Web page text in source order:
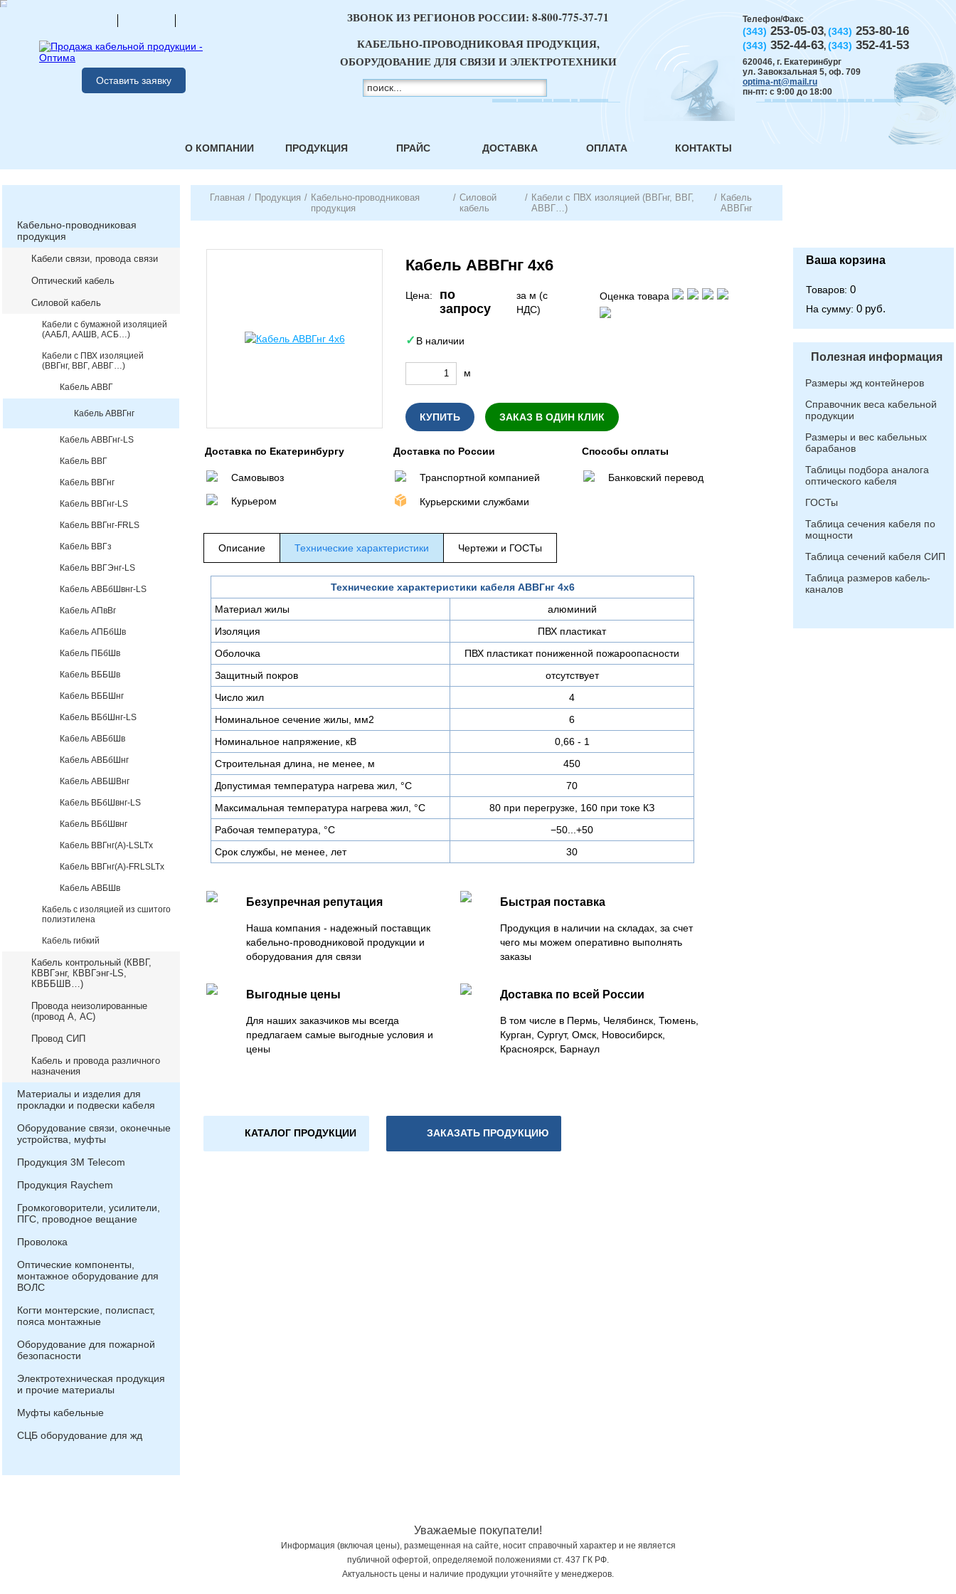
Оставить заявку
Телефон/Факс
(343) 253-05-03, (343) 253-80-16
(343) 352-44-63, (343) 352-41-53
620046, г. Екатеринбург
ул. Завокзальная 5, оф. 709
optima-nt@mail.ru
пн-пт: с 9:00 до 18:00
ЗВОНОК ИЗ РЕГИОНОВ РОССИИ: 8-800-775-37-71
КАБЕЛЬНО-ПРОВОДНИКОВАЯ ПРОДУКЦИЯ,
ОБОРУДОВАНИЕ ДЛЯ СВЯЗИ И ЭЛЕКТРОТЕХНИКИ
О КОМПАНИИ ПРОДУКЦИЯ ПРАЙС ДОСТАВКА ОПЛАТА КОНТАКТЫ
Кабельно-проводниковая
продукция
Кабели связи, провода связи
Оптический кабель
Силовой кабель
Кабели с бумажной изоляцией
(ААБЛ, ААШВ, АСБ…)
Кабели с ПВХ изоляцией
(ВВГнг, ВВГ, АВВГ…)
Кабель АВВГ
Кабель АВВГнг
Кабель АВВГнг-LS
Кабель ВВГ
Кабель ВВГнг
Кабель ВВГнг-LS
Кабель ВВГнг-FRLS
Кабель ВВГз
Кабель ВВГЭнг-LS
Кабель АВБбШвнг-LS
Кабель АПвВг
Кабель АПБбШв
Кабель ПБбШв
Кабель ВББШв
Кабель ВББШнг
Кабель ВБбШнг-LS
Кабель АВБбШв
Кабель АВБбШнг
Кабель АВБШВнг
Кабель ВБбШвнг-LS
Кабель ВБбШвнг
Кабель ВВГнг(А)-LSLTx
Кабель ВВГнг(А)-FRLSLTx
Кабель АВБШв
Кабель с изоляцией из сшитого
полиэтилена
Кабель гибкий
Кабель контрольный (КВВГ,
КВВГэнг, КВВГэнг-LS,
КВББШВ…)
Провода неизолированные
(провод А, АС)
Провод СИП
Кабель и провода различного
назначения
Материалы и изделия для
прокладки и подвески кабеля
Оборудование связи, оконечные
устройства, муфты
Продукция 3М Telecom
Продукция Raychem
Громкоговорители, усилители,
ПГС, проводное вещание
Проволока
Оптические компоненты,
монтажное оборудование для
ВОЛС
Когти монтерские, полиспаст,
пояса монтажные
Оборудование для пожарной
безопасности
Электротехническая продукция
и прочие материалы
Муфты кабельные
СЦБ оборудование для жд
Главная / Продукция / Кабельно-проводниковая
продукция
/ Силовой
кабель
/ Кабели с ПВХ изоляцией (ВВГнг, ВВГ,
АВВГ…)
/ Кабель
АВВГнг
Кабель АВВГнг 4х6
Цена:
по
запросу
за м (с
НДС)
Оценка товара
В наличии
м
КУПИТЬ ЗАКАЗ В ОДИН КЛИК
Доставка по Екатеринбургу
Самовывоз
Курьером
Доставка по России
Транспортной компанией
Курьерскими службами
Способы оплаты
Банковский перевод
Описание Технические характеристики Чертежи и ГОСТы
Технические характеристики кабеля АВВГнг 4х6
Материал жилы
алюминий
Изоляция
ПВХ пластикат
Оболочка
ПВХ пластикат пониженной пожароопасности
Защитный покров
отсутствует
Число жил
4
Номинальное сечение жилы, мм2
6
Номинальное напряжение, кВ
0,66 - 1
Строительная длина, не менее, м
450
Допустимая температура нагрева жил, °C
70
Максимальная температура нагрева жил, °C
80 при перегрузке, 160 при токе КЗ
Рабочая температура, °C
−50...+50
Срок службы, не менее, лет
30
Безупречная репутация
Наша компания - надежный поставщик
кабельно-проводниковой продукции и
оборудования для связи
Быстрая поставка
Продукция в наличии на складах, за счет
чего мы можем оперативно выполнять
заказы
Выгодные цены
Для наших заказчиков мы всегда
предлагаем самые выгодные условия и
цены
Доставка по всей России
В том числе в Пермь, Челябинск, Тюмень,
Курган, Сургут, Омск, Новосибирск,
Красноярск, Барнаул
КАТАЛОГ ПРОДУКЦИИ ЗАКАЗАТЬ ПРОДУКЦИЮ
Ваша корзина
Товаров: 0
На сумму: 0 руб.
Полезная информация
Размеры жд контейнеров
Справочник веса кабельной
продукции
Размеры и вес кабельных
барабанов
Таблицы подбора аналога
оптического кабеля
ГОСТы
Таблица сечения кабеля по
мощности
Таблица сечений кабеля СИП
Таблица размеров кабель-
каналов
Уважаемые покупатели!
Информация (включая цены), размещенная на сайте, носит справочный характер и не является
публичной офертой, определяемой положениями ст. 437 ГК РФ.
Актуальность цены и наличие продукции уточняйте у менеджеров.